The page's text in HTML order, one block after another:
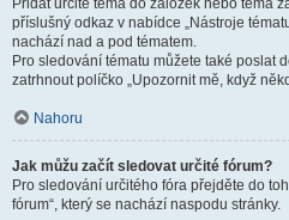
Přidat určité téma do záložek nebo téma
příslušný odkaz v nabídce „Nástroje
nachází nad a pod tématem.
Pro sledování tématu můžete také poslat
zatrhnout políčko „Upozornit mě, když
Nahoru
Jak můžu začít sledovat určité fórum?
Pro sledování určitého fóra přejděte do
fórum“, který se nachází naspodu stránky.